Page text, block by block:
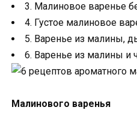
3. Малиновое варенье
4. Густое малиновое
5. Варенье из малины,
6. Варенье из малины и
Малинового варенья